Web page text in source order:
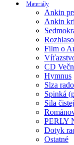
Materiály
Ankin
Ankin
Film o
CD
Hymnus
Slza
Spinká
Sila
PERLY
Dotyk
Ostatné